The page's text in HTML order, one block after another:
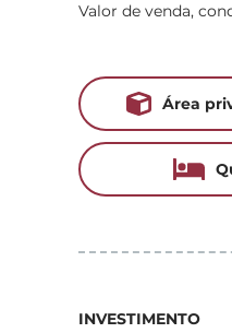
Valor de venda,
Área
INVESTIMENTO